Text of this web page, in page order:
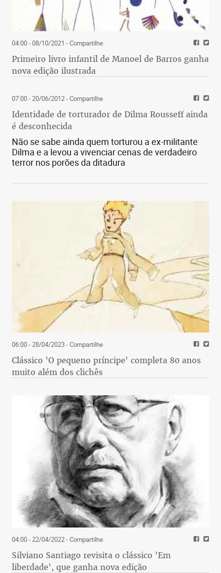
04:00 - 08/10/2021 - Compartilhe
Primeiro livro infantil de Manoel de Barros ganha
nova edição ilustrada
07:00 - 20/06/2012- Compartilhe
Identidade de torturador de Dilma Rousseff ainda
é desconhecida
Não se sabe ainda quem torturou a ex-militante
Dilma e a levou a vivenciar cenas de verdadeiro
terror nos porões da ditadura
06:00 - 28/04/2023- Compartilhe
Clássico 'O pequeno príncipe' completa 80 anos
muito além dos clichês
04:00 - 22/04/2022- Compartilhe
Silviano Santiago revisita o clássico 'Em
liberdade', que ganha nova edição